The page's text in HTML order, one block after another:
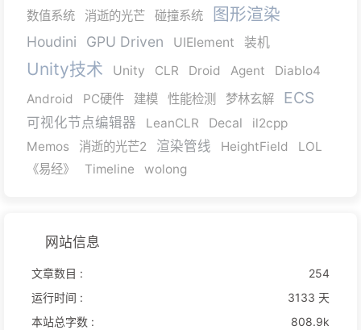
数值系统
消逝的光芒 碰撞系统 图形渲染
Houdini GPU Driven UIElement 装机
Unity技术 Unity CLR Droid Agent
Diablo4
Android
PC硬件 建模 性能检测 梦林玄解 ECS
可视化节点编辑器 LeanCLR Decal
il2cpp
Memos
消逝的光芒2 渲染管线 HeightField
LOL
《易经》
Timeline wolong
网站信息
文章数目 :
254
运行时间 :
3133 天
本站总字数 :
808.9k